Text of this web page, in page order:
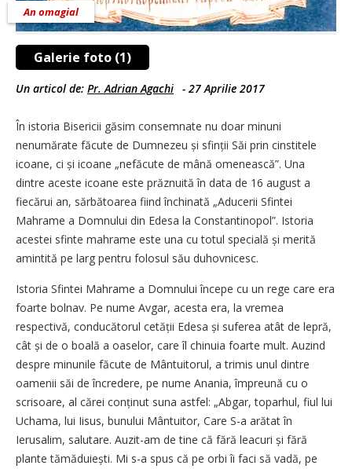
Galerie foto (1)
An omagial
Un articol de: Pr. Adrian Agachi - 27 Aprilie 2017
În istoria Bisericii găsim consemnate nu doar minuni
nenumărate făcute de Dumnezeu și sfinții Săi prin cinstitele
icoane, ci și icoane „nefăcute de mână omenească”. Una
dintre aceste icoane este prăznuită în data de 16 august a
fiecărui an, sărbătoarea fiind închinată „Aducerii Sfintei
Mahrame a Domnului din Edesa la Constantinopol”. Istoria
acestei sfinte mahrame este una cu totul specială și merită
amintită pe larg pentru folosul său duhovnicesc.
Istoria Sfintei Mahrame a Domnului începe cu un rege care era
foarte bolnav. Pe nume Avgar, acesta era, la vremea
respectivă, conducătorul cetății Edesa și suferea atât de lepră,
cât și de o boală a oaselor, care îl chinuia foarte mult. Auzind
despre minunile făcute de Mântuitorul, a trimis unul dintre
oamenii săi de încredere, pe nume Anania, împreună cu o
scrisoare, al cărei conținut suna astfel: „Abgar, toparhul, fiul lui
Uchama, lui Iisus, bunului Mântuitor, Care S-a arătat în
Ierusalim, salutare. Auzit-am de tine că fără leacuri și fără
plante tămăduiești. Mi s-a spus că pe orbi îi faci să vadă, pe